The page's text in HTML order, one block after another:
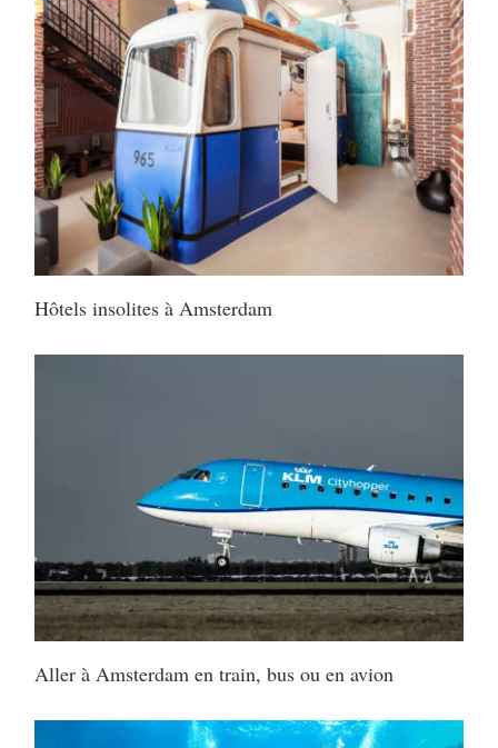
Hôtels insolites à Amsterdam
Aller à Amsterdam en train, bus ou en avion